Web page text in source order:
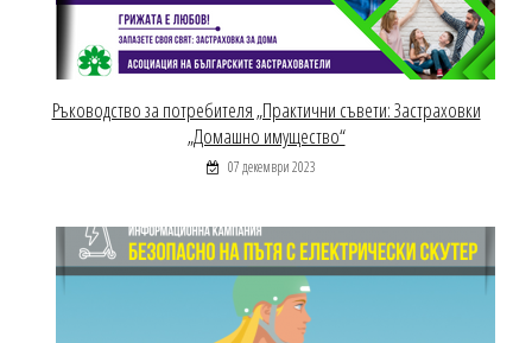
Ръководство за потребителя „Практични съвети: Застраховки
„Домашно имущество“
07 декември 2023